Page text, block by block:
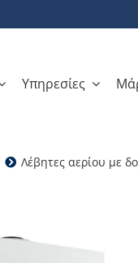
Υπηρεσίες
Λέβητες αερίου με